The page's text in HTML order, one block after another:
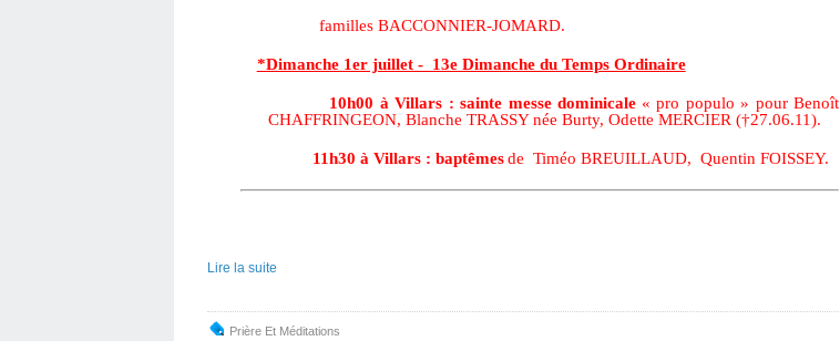
familles BACCONNIER-JOMARD.
*Dimanche 1er juillet - 13e Dimanche du Temps Ordinaire
10h00 à Villars : sainte messe dominicale « pro populo » pour Benoît
CHAFFRINGEON, Blanche TRASSY née Burty, Odette MERCIER (†27.06.11).
11h30 à Villars : baptêmes de Timéo BREUILLAUD, Quentin FOISSEY.
Lire la suite
Prière Et Méditations